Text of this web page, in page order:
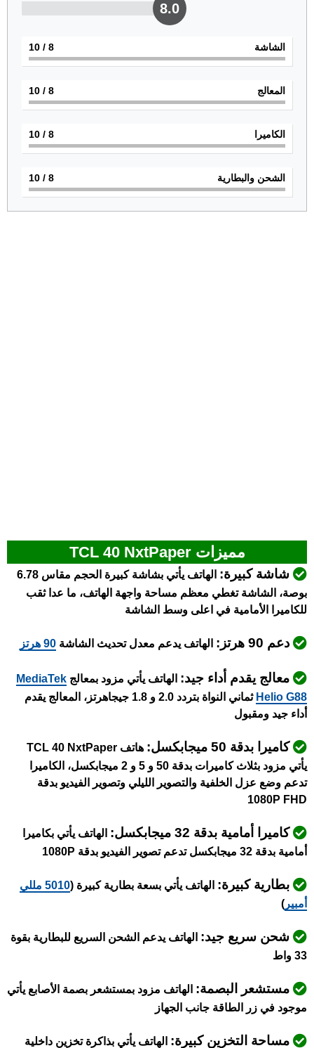
8.0
الشاشة 8
/ 10
المعالج 8
/ 10
الكاميرا 8
/ 10
الشحن والبطارية 8
/ 10
مميزات TCL 40 NxtPaper
شاشة كبيرة:
الهاتف يأتي بشاشة كبيرة الحجم مقاس 6.78
بوصة، الشاشة تغطي معظم مساحة واجهة الهاتف، ما عدا ثقب
للكاميرا الأمامية في اعلى وسط الشاشة
دعم 90 هرتز: الهاتف يدعم معدل تحديث الشاشة 90 هرتز
معالج يقدم أداء جيد: الهاتف يأتي مزود بمعالج MediaTek
Helio G88
ثماني النواة بتردد 2.0 و 1.8 جيجاهرتز، المعالج يقدم
أداء جيد ومقبول
كاميرا بدقة 50 ميجابكسل:
هاتف TCL 40 NxtPaper
يأتي مزود بثلاث كاميرات بدقة 50 و 5 و 2 ميجابكسل، الكاميرا
تدعم وضع عزل الخلفية والتصوير الليلي وتصوير الفيديو بدقة
1080P FHD
كاميرا أمامية بدقة 32 ميجابكسل:
الهاتف يأتي بكاميرا
أمامية بدقة 32 ميجابكسل تدعم تصوير الفيديو بدقة 1080P
بطارية كبيرة: الهاتف يأتي بسعة بطارية كبيرة (
5010 مللي
أمبير )
شحن سريع جيد: الهاتف يدعم الشحن السريع للبطارية بقوة
33 واط
مستشعر البصمة: الهاتف مزود بمستشعر بصمة الأصابع يأتي
موجود في زر الطاقة جانب الجهاز
مساحة التخزين كبيرة: الهاتف يأتي بذاكرة تخزين داخلية